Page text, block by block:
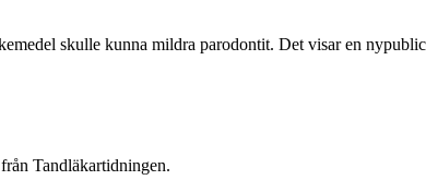
skulle kunna mildra parodontit. Det visar en
Tandläkartidningen.